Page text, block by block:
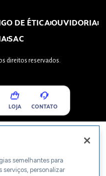
DE ÉTICAOUVIDORIA
SAC
direitos reservados.
LOJA CONTATO
semelhantes para
serviços, personalizar